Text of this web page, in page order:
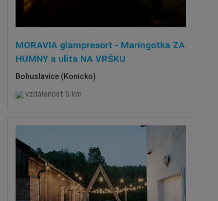
MORAVIA glampresort - Maringotka ZA
HUMNY a ulita NA VRŠKU
Bohuslavice (Konicko)
vzdálenost 5 km